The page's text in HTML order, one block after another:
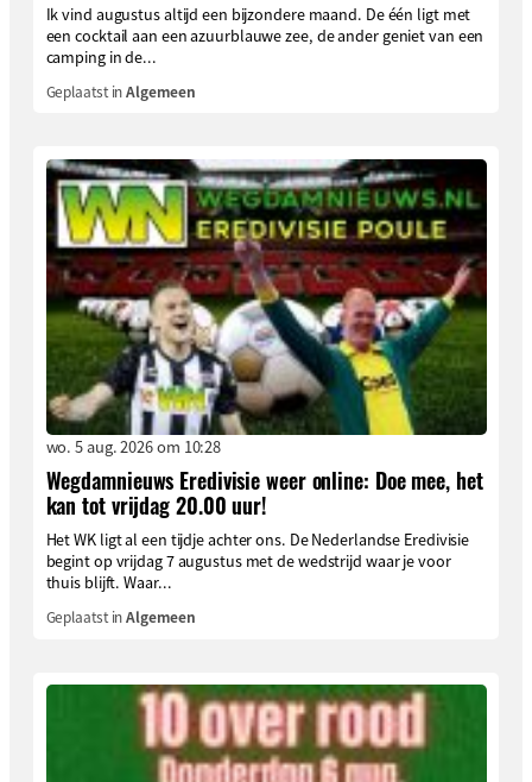
Ik vind augustus altijd een bijzondere maand. De één ligt met
een cocktail aan een azuurblauwe zee, de ander geniet van een
camping in de...
Geplaatst inAlgemeen
wo. 5 aug. 2026 om 10:28
Wegdamnieuws Eredivisie weer online: Doe mee, het
kan tot vrijdag 20.00 uur!
Het WK ligt al een tijdje achter ons. De Nederlandse Eredivisie
begint op vrijdag 7 augustus met de wedstrijd waar je voor
thuis blijft. Waar...
Geplaatst inAlgemeen